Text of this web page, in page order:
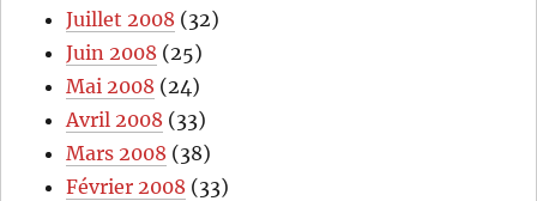
Juillet 2008 (32)
Juin 2008 (25)
Mai 2008 (24)
Avril 2008 (33)
Mars 2008 (38)
Février 2008 (33)